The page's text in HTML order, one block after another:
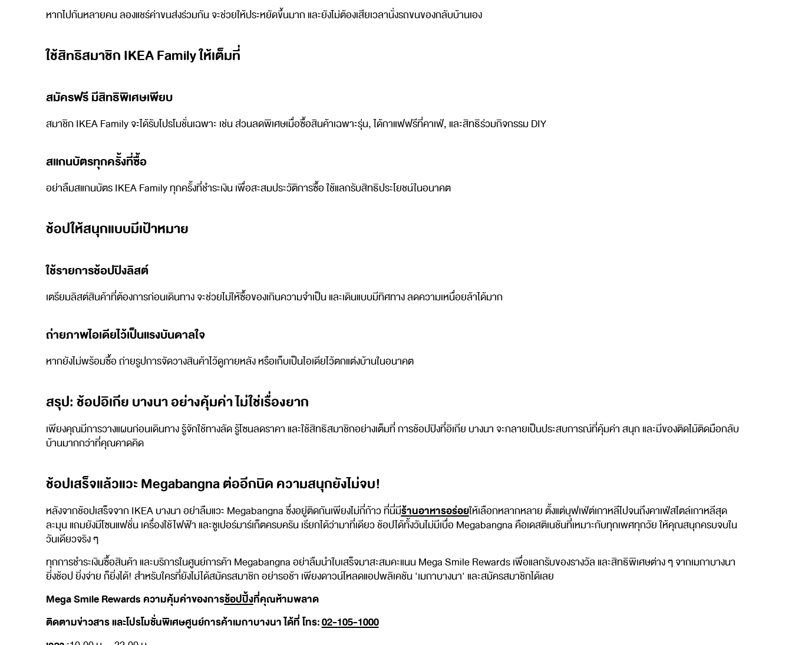
หากไปกันหลายคน ลองแชร์ค่าขนส่งร่วมกัน จะช่วยให้ประหยัดขึ้นมาก และยังไม่ต้องเสียเวลานั่งรถขนของกลับบ้านเอง
ใช้สิทธิสมาชิก IKEA Family ให้เต็มที่
สมัครฟรี มีสิทธิพิเศษเพียบ
สมาชิก IKEA Family จะได้รับโปรโมชั่นเฉพาะ เช่น ส่วนลดพิเศษเมื่อซื้อสินค้าเฉพาะรุ่น, ได้กาแฟฟรีที่คาเฟ่, และสิทธิร่วมกิจกรรม DIY
สแกนบัตรทุกครั้งที่ซื้อ
อย่าลืมสแกนบัตร IKEA Family ทุกครั้งที่ชำระเงิน เพื่อสะสมประวัติการซื้อ ใช้แลกรับสิทธิประโยชน์ในอนาคต
ช้อปให้สนุกแบบมีเป้าหมาย
ใช้รายการช้อปปิงลิสต์
เตรียมลิสต์สินค้าที่ต้องการก่อนเดินทาง จะช่วยไม่ให้ซื้อของเกินความจำเป็น และเดินแบบมีทิศทาง ลดความเหนื่อยล้าได้มาก
ถ่ายภาพไอเดียไว้เป็นแรงบันดาลใจ
หากยังไม่พร้อมซื้อ ถ่ายรูปการจัดวางสินค้าไว้ดูภายหลัง หรือเก็บเป็นไอเดียไว้ตกแต่งบ้านในอนาคต
สรุป: ช้อปอิเกีย บางนา อย่างคุ้มค่า ไม่ใช่เรื่องยาก
เพียงคุณมีการวางแผนก่อนเดินทาง รู้จักใช้ทางลัด รู้โซนลดราคา และใช้สิทธิสมาชิกอย่างเต็มที่ การช้อปปิงที่อิเกีย บางนา จะกลายเป็นประสบการณ์ที่คุ้มค่า สนุก และมีของติดไม้ติดมือกลับ
บ้านมากกว่าที่คุณคาดคิด
ช้อปเสร็จแล้วแวะ Megabangna ต่ออีกนิด ความสนุกยังไม่จบ!
หลังจากช้อปเสร็จจาก IKEA บางนา อย่าลืมแวะ Megabangna ซึ่งอยู่ติดกันเพียงไม่กี่ก้าว ที่นี่มีร้านอาหารอร่อยให้เลือกหลากหลาย ตั้งแต่บุฟเฟ่ต์เกาหลีไปจนถึงคาเฟ่สไตล์เกาหลีสุด
ละมุน แถมยังมีโซนแฟชั่น เครื่องใช้ไฟฟ้า และซูเปอร์มาร์เก็ตครบครัน เรียกได้ว่ามาที่เดียว ช้อปได้ทั้งวันไม่มีเบื่อ Megabangna คือเดสติเนชันที่เหมาะกับทุกเพศทุกวัย ให้คุณสนุกครบจบใน
วันเดียวจริง ๆ
ทุกการชำระเงินซื้อสินค้า และบริการในศูนย์การค้า Megabangna อย่าลืมนำใบเสร็จมาสะสมคะแนน Mega Smile Rewards เพื่อแลกรับของรางวัล และสิทธิพิเศษต่าง ๆ จากเมกาบางนา
ยิ่งช้อป ยิ่งจ่าย ก็ยิ่งได้! สำหรับใครที่ยังไม่ได้สมัครสมาชิก อย่ารอช้า เพียงดาวน์โหลดแอปพลิเคชัน 'เมกาบางนา' และสมัครสมาชิกได้เลย
Mega Smile Rewards ความคุ้มค่าของการช้อปปิ้งที่คุณห้ามพลาด
ติดตามข่าวสาร และโปรโมชั่นพิเศษศูนย์การค้าเมกาบางนา ได้ที่ โทร:02-105-1000